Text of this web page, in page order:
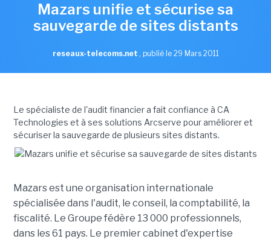
Mazars unifie et sécurise sa
sauvegarde de sites distants
reseaux-telecoms.net , publié le 29 Mars 2011
Le spécialiste de l'audit financier a fait confiance à CA
Technologies et à ses solutions Arcserve pour améliorer et
sécuriser la sauvegarde de plusieurs sites distants.
Mazars est une organisation internationale
spécialisée dans l'audit, le conseil, la comptabilité, la
fiscalité. Le Groupe fédère 13 000 professionnels,
dans les 61 pays. Le premier cabinet d'expertise